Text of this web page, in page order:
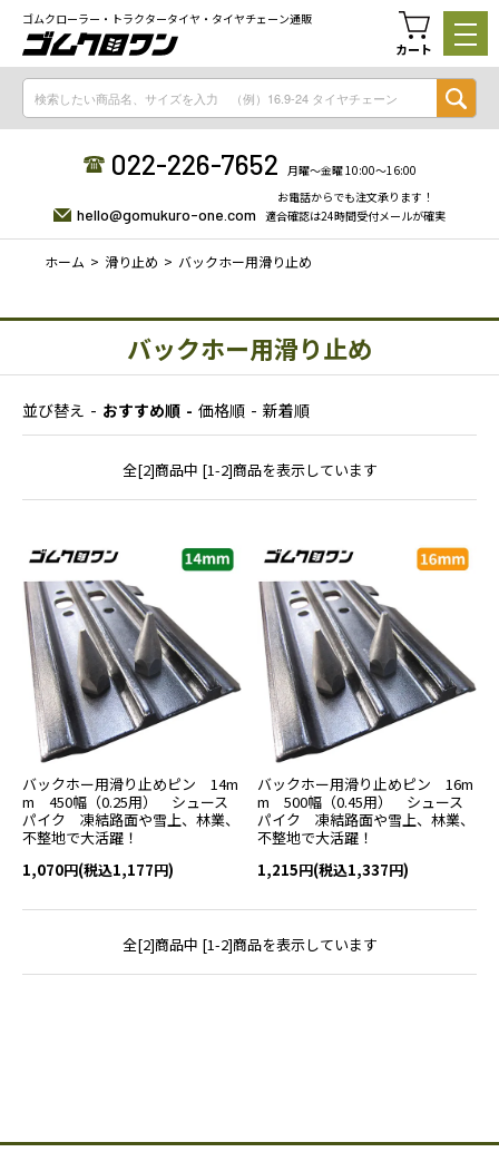
ゴムクローラー・トラクタータイヤ・タイヤチェーン通販
カート
022-226-7652 月曜〜金曜 10:00〜16:00
hello@gomukuro-one.com
お電話からでも注文承ります！
適合確認は24時間受付メールが確実
ホーム 滑り止め バックホー用滑り止め
バックホー用滑り止め
並び替え おすすめ順 価格順 新着順
全[2]商品中 [1-2]商品を表示しています
バックホー用滑り止めピン 14m
m 450幅（0.25用） シュース
パイク 凍結路面や雪上、林業、
不整地で大活躍！
1,070円(税込1,177円)
バックホー用滑り止めピン 16m
m 500幅（0.45用） シュース
パイク 凍結路面や雪上、林業、
不整地で大活躍！
1,215円(税込1,337円)
全[2]商品中 [1-2]商品を表示しています